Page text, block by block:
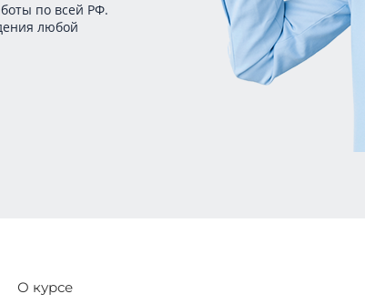
по всей РФ.
любой
О курсе